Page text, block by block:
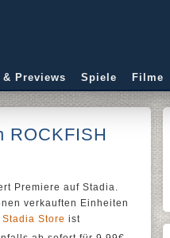
& Previews Spiele Filme
ROCKFISH
Premiere auf Stadia.
verkauften Einheiten
Stadia Store ist